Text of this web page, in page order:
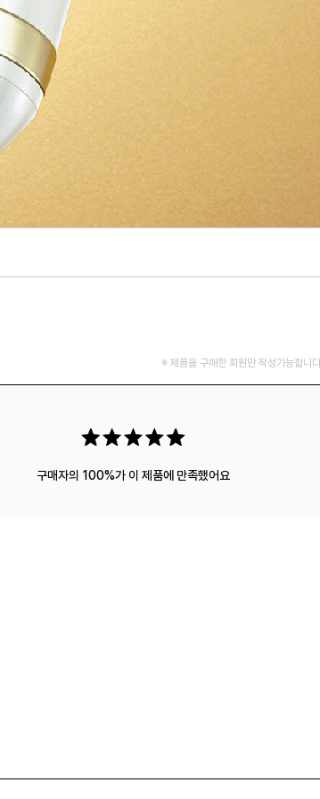
※ 제품을 구매한 회원만 작성가능합니
구매자의 100%가 이 제품에 만족했어요